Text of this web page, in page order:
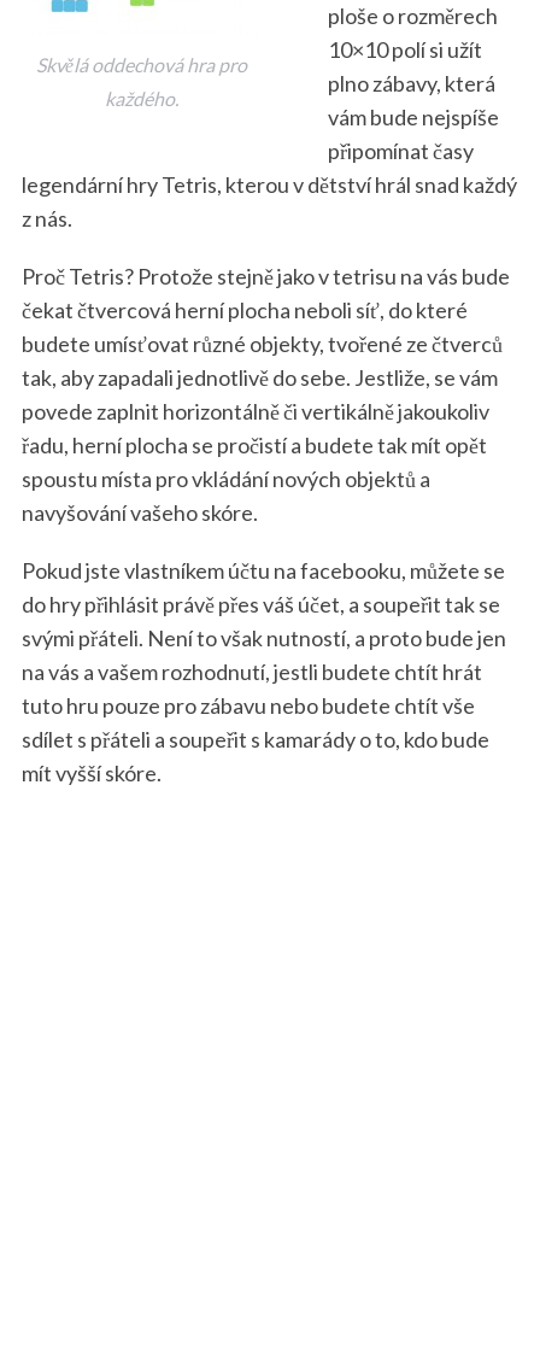
Skvělá oddechová hra pro
každého.
ploše o rozměrech
10×10 polí si užít
plno zábavy, která
vám bude nejspíše
připomínat časy
legendární hry Tetris, kterou v dětství hrál snad každý
z nás.
Proč Tetris? Protože stejně jako v tetrisu na vás bude
čekat čtvercová herní plocha neboli síť, do které
budete umísťovat různé objekty, tvořené ze čtverců
tak, aby zapadali jednotlivě do sebe. Jestliže, se vám
povede zaplnit horizontálně či vertikálně jakoukoliv
řadu, herní plocha se pročistí a budete tak mít opět
spoustu místa pro vkládání nových objektů a
navyšování vašeho skóre.
Pokud jste vlastníkem účtu na facebooku, můžete se
do hry přihlásit právě přes váš účet, a soupeřit tak se
svými přáteli. Není to však nutností, a proto bude jen
na vás a vašem rozhodnutí, jestli budete chtít hrát
tuto hru pouze pro zábavu nebo budete chtít vše
sdílet s přáteli a soupeřit s kamarády o to, kdo bude
mít vyšší skóre.